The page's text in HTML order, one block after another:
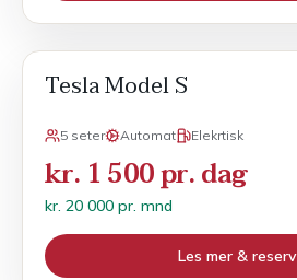
Tesla Model S
5 seter Automat Elekrtisk
kr. 1 500 pr. dag
kr. 20 000 pr. mnd
Les mer &